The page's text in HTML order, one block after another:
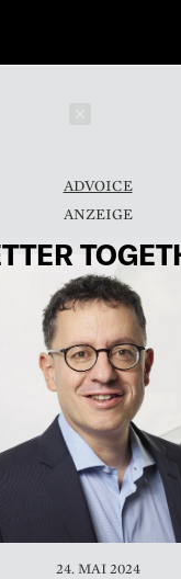
ADVOICE
24. MAI 2024